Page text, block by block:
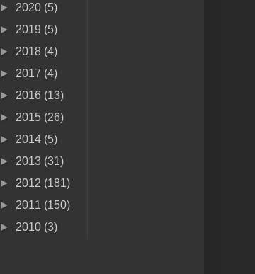
► 2020 (5)
► 2019 (5)
► 2018 (4)
► 2017 (4)
► 2016 (13)
► 2015 (26)
► 2014 (5)
► 2013 (31)
► 2012 (181)
► 2011 (150)
► 2010 (3)